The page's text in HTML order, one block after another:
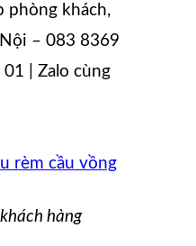
phòng khách,
– 083 8369
| Zalo cùng
rèm cầu vồng
hàng